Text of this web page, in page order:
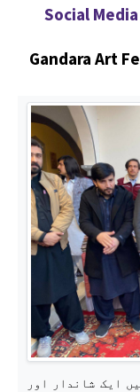
Social
Gandara Art
میں ایک شاندار اور